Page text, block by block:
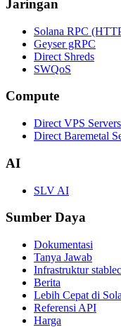
Jaringan
Solana RPC
Geyser gRPC
Direct Shreds
SWQoS
Compute
Direct VPS Servers
Direct Baremetal
AI
SLV AI
Sumber Daya
Dokumentasi
Tanya Jawab
Infrastruktur
Berita
Lebih Cepat di
Referensi API
Harga